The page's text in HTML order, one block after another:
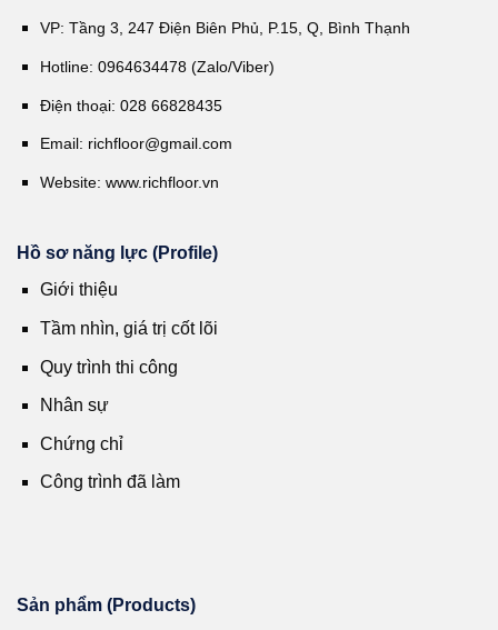
VP: Tầng 3, 247 Điện Biên Phủ, P.15, Q, Bình Thạnh
Hotline: 0964634478 (Zalo/Viber)
Điện thoại: 028 66828435
Email: richfloor@gmail.com
Website: www.richfloor.vn
Hồ sơ năng lực (Profile)
Giới thiệu
Tầm nhìn, giá trị cốt lõi
Quy trình thi công
Nhân sự
Chứng chỉ
Công trình đã làm
Sản phẩm (Products)